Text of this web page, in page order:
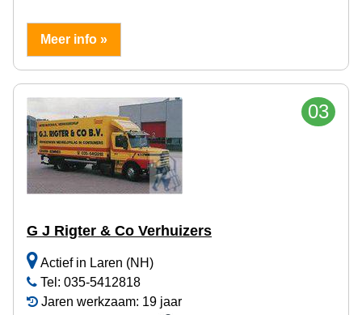
Meer info »
03
G J Rigter & Co Verhuizers
Actief in Laren (NH)
Tel: 035-5412818
Jaren werkzaam: 19 jaar